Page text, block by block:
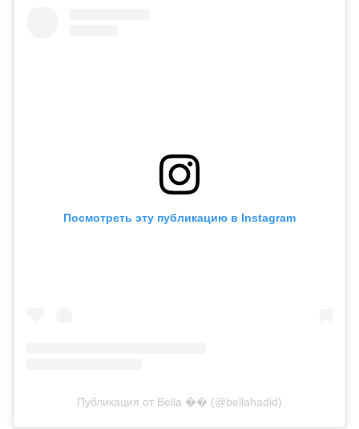
Посмотреть эту публикацию в Instagram
Публикация от Bella �� (@bellahadid)